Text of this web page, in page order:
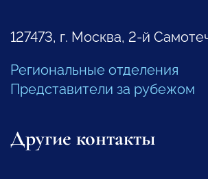
127473, г. Москва, 2-й
Региональные отделения
Представители за рубежом
Другие контакты